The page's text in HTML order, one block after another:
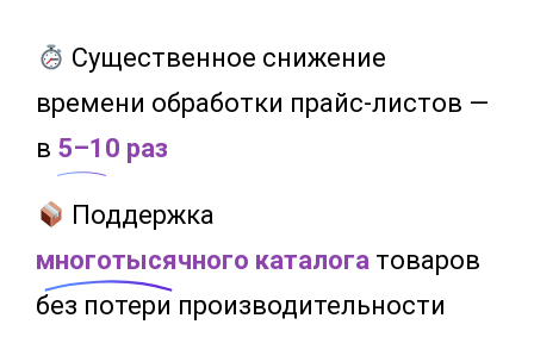
Существенное снижение
времени обработки прайс-листов —
в 5–10 раз
Поддержка
многотысячного каталога товаров
без потери производительности